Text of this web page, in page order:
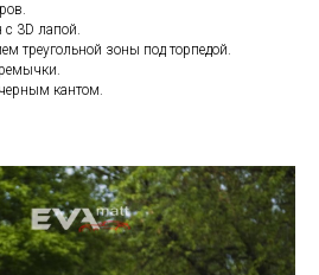
с 3D лапой.
треугольной зоны под торпедой.
кантом.